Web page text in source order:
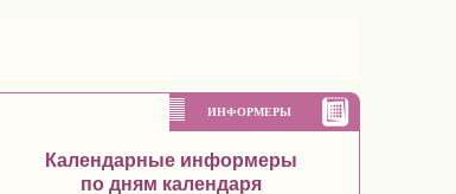
ИНФОРМЕРЫ
Календарные информеры
по дням календаря